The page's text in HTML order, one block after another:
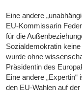
Eine andere
EU-Kommissarin
für die
Sozialdemokratin
wurde ohne
Präsidentin des
Eine andere
den EU-Wahlen auf